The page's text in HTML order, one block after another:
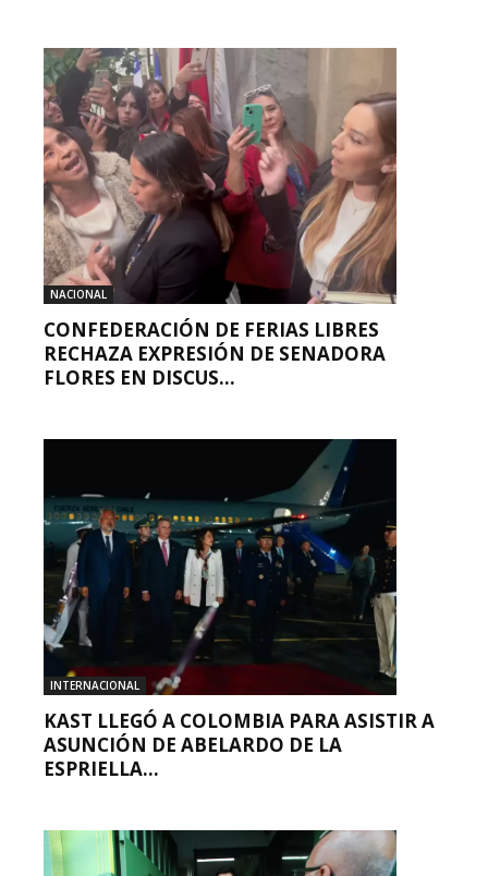
NACIONAL
CONFEDERACIÓN DE FERIAS LIBRES
RECHAZA EXPRESIÓN DE SENADORA
FLORES EN DISCUS...
INTERNACIONAL
KAST LLEGÓ A COLOMBIA PARA ASISTIR A
ASUNCIÓN DE ABELARDO DE LA
ESPRIELLA...